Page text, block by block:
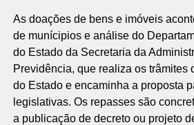
As doações de bens e imóveis
de munícipios e análise do
do Estado da Secretaria da
Previdência, que realiza os trâmites
do Estado e encaminha a proposta
legislativas. Os repasses são
a publicação de decreto ou projeto